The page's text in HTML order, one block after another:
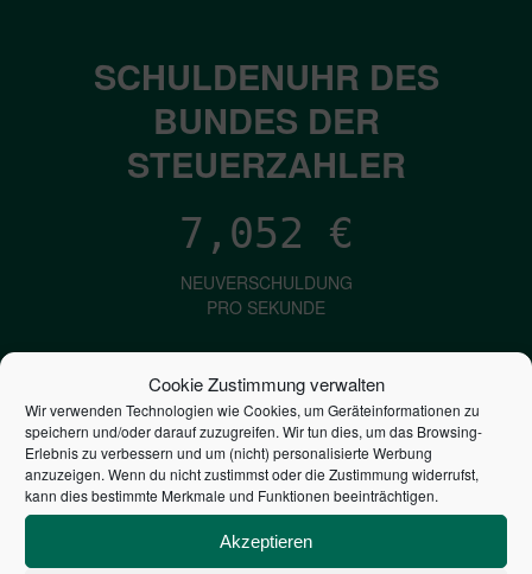
Cookie Zustimmung verwalten
Wir verwenden Technologien wie Cookies, um Geräteinformationen zu
speichern und/oder darauf zuzugreifen. Wir tun dies, um das Browsing-
Erlebnis zu verbessern und um (nicht) personalisierte Werbung
anzuzeigen. Wenn du nicht zustimmst oder die Zustimmung widerrufst,
kann dies bestimmte Merkmale und Funktionen beeinträchtigen.
Akzeptieren
SCHULDENUHR DES
BUNDES DER
STEUERZAHLER
7,052 €
NEUVERSCHULDUNG
PRO SEKUNDE
1,601€
ZINSEN
PRO SEKUNDE